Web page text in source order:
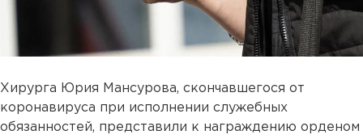
Хирурга Юрия Мансурова, скончавшегося от
коронавируса при исполнении служебных
обязанностей, представили к награждению орденом